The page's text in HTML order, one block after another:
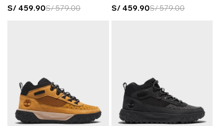
S/ 459.90S/579.00 S/ 459.90S/579.00